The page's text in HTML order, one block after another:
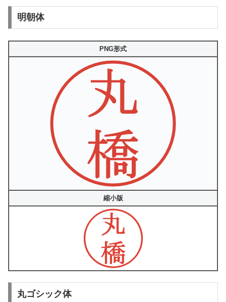
明朝体
PNG形式
縮小版
丸ゴシック体